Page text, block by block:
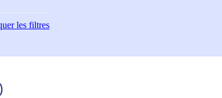
les filtres